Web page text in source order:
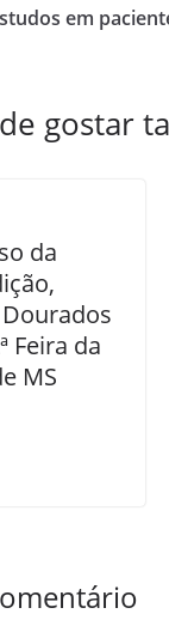
em
gostar
da
Feira da
MS